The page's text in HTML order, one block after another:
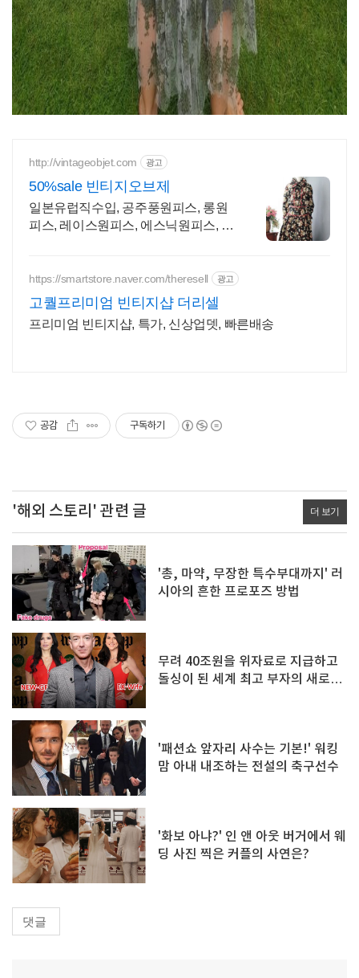
http://vintageobjet.com 광고
50%sale 빈티지오브제
일본유럽직수입, 공주풍원피스, 롱원
피스, 레이스원피스, 에스닉원피스, 니
https://smartstore.naver.com/theresell 광고
고퀄프리미엄 빈티지샵 더리셀
프리미엄 빈티지샵, 특가, 신상업뎃, 빠른배송
공감 구독하기
'해외 스토리' 관련 글 더 보기
'총, 마약, 무장한 특수부대까지' 러
시아의 흔한 프로포즈 방법
무려 40조원을 위자료로 지급하고
돌싱이 된 세계 최고 부자의 새로운
'패션쇼 앞자리 사수는 기본!' 워킹
맘 아내 내조하는 전설의 축구선수
'화보 아냐?' 인 앤 아웃 버거에서 웨
딩 사진 찍은 커플의 사연은?
댓글